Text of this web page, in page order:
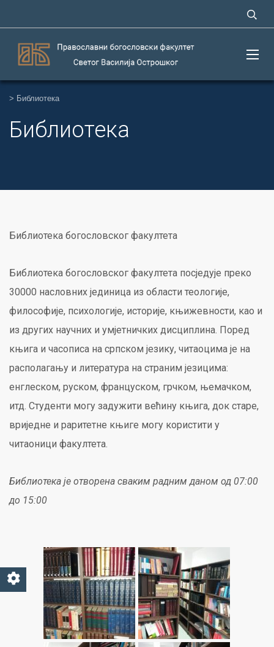
> Библиотека
Библиотека
Библиотека богословског факултета
Библиотека богословског факултета посједује преко
30000 насловних јединица из области теологије,
философије, психологије, историје, књижевности, као и
из других научних и умјетничких дисциплина. Поред
књига и часописа на српском језику, читаоцима је на
располагању и литература на страним језицима:
енглеском, руском, француском, грчком, њемачком,
итд. Студенти могу задужити већину књига, док старе,
вриједне и раритетне књиге могу користити у
читаоници факултета.
Библиотека је отворена сваким радним даном од 07:00
до 15:00